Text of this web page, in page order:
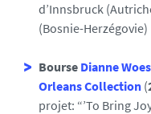
d’Innsbruck
(Bosnie-Herzégovie)
Bourse Dianne
Orleans Collection (
projet: “’To Bring